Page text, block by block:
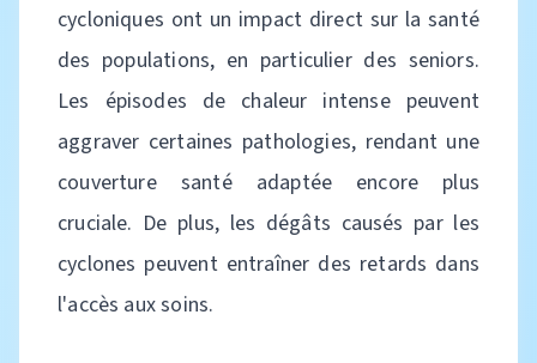
cycloniques ont un impact direct sur la santé
des populations, en particulier des seniors.
Les épisodes de chaleur intense peuvent
aggraver certaines pathologies, rendant une
couverture santé adaptée encore plus
cruciale. De plus, les dégâts causés par les
cyclones peuvent entraîner des retards dans
l'accès aux soins.